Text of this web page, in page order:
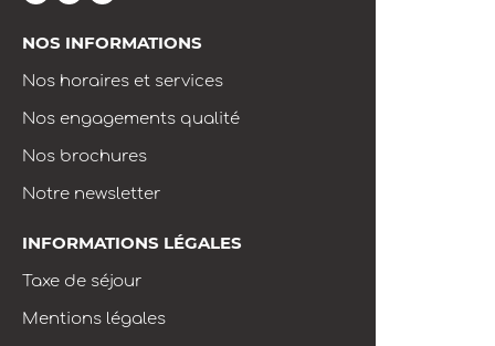
NOS INFORMATIONS
Nos horaires et services
Nos engagements qualité
Nos brochures
Notre newsletter
INFORMATIONS LÉGALES
Taxe de séjour
Mentions légales